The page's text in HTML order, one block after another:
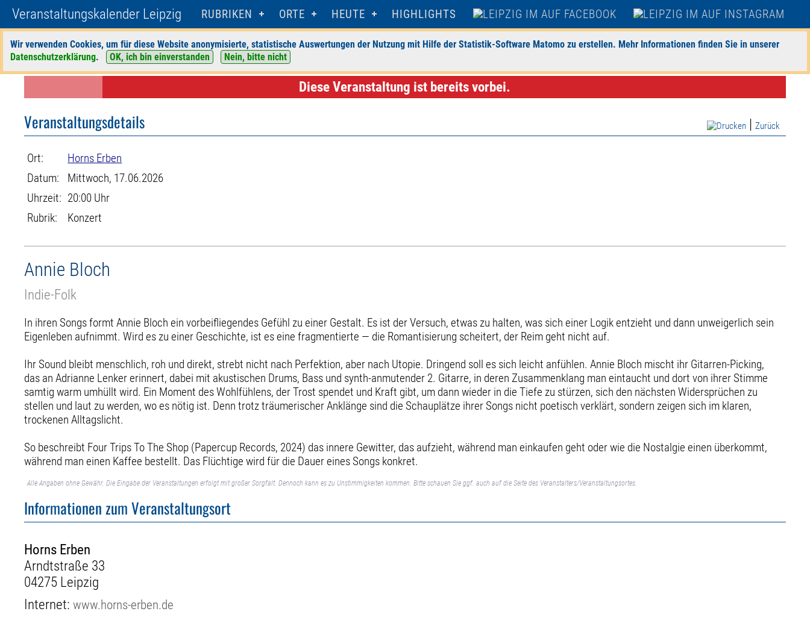
Veranstaltungskalender Leipzig RUBRIKEN ORTE HEUTE HIGHLIGHTS
Wir verwenden Cookies, um für diese Website anonymisierte, statistische Auswertungen der Nutzung mit Hilfe der Statistik-Software Matomo zu erstellen. Mehr Informationen finden Sie in unserer
Datenschutzerklärung. OK, ich bin einverstanden Nein, bitte nicht
Startseite>Veranstaltungen>Suche >Konzert>Horns Erben> Veranstaltungsdetails
Diese Veranstaltung ist bereits vorbei.
| Zurück
Veranstaltungsdetails
Ort:
Horns Erben
Datum:
Mittwoch, 17.06.2026
Uhrzeit: 20:00 Uhr
Rubrik:
Konzert
Annie Bloch
Indie-Folk
In ihren Songs formt Annie Bloch ein vorbeifliegendes Gefühl zu einer Gestalt. Es ist der Versuch, etwas zu halten, was sich einer Logik entzieht und dann unweigerlich sein
Eigenleben aufnimmt. Wird es zu einer Geschichte, ist es eine fragmentierte — die Romantisierung scheitert, der Reim geht nicht auf.
Ihr Sound bleibt menschlich, roh und direkt, strebt nicht nach Perfektion, aber nach Utopie. Dringend soll es sich leicht anfühlen. Annie Bloch mischt ihr Gitarren-Picking,
das an Adrianne Lenker erinnert, dabei mit akustischen Drums, Bass und synth-anmutender 2. Gitarre, in deren Zusammenklang man eintaucht und dort von ihrer Stimme
samtig warm umhüllt wird. Ein Moment des Wohlfühlens, der Trost spendet und Kraft gibt, um dann wieder in die Tiefe zu stürzen, sich den nächsten Widersprüchen zu
stellen und laut zu werden, wo es nötig ist. Denn trotz träumerischer Anklänge sind die Schauplätze ihrer Songs nicht poetisch verklärt, sondern zeigen sich im klaren,
trockenen Alltagslicht.
So beschreibt Four Trips To The Shop (Papercup Records, 2024) das innere Gewitter, das aufzieht, während man einkaufen geht oder wie die Nostalgie einen überkommt,
während man einen Kaffee bestellt. Das Flüchtige wird für die Dauer eines Songs konkret.
Alle Angaben ohne Gewähr. Die Eingabe der Veranstaltungen erfolgt mit großer Sorgfalt. Dennoch kann es zu Unstimmigkeiten kommen. Bitte schauen Sie ggf. auch auf die Seite des Veranstalters/Veranstaltungsortes.
Informationen zum Veranstaltungsort
Horns Erben
Arndtstraße 33
04275 Leipzig
Internet:www.horns-erben.de